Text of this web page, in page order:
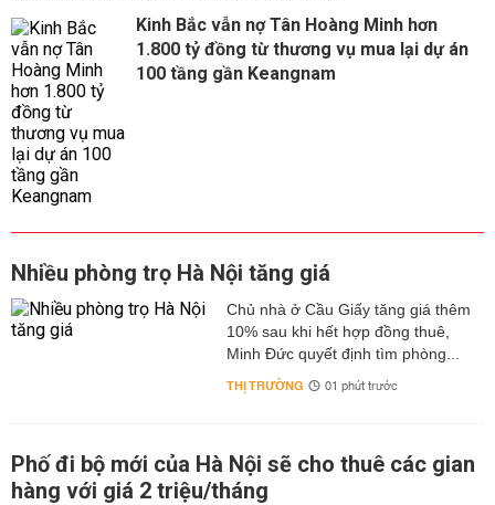
Kinh Bắc vẫn nợ Tân Hoàng Minh hơn
1.800 tỷ đồng từ thương vụ mua lại dự án
100 tầng gần Keangnam
Nhiều phòng trọ Hà Nội tăng giá
Chủ nhà ở Cầu Giấy tăng giá thêm
10% sau khi hết hợp đồng thuê,
Minh Đức quyết định tìm phòng...
THỊ TRƯỜNG 01 phút trước
Phố đi bộ mới của Hà Nội sẽ cho thuê các gian
hàng với giá 2 triệu/tháng